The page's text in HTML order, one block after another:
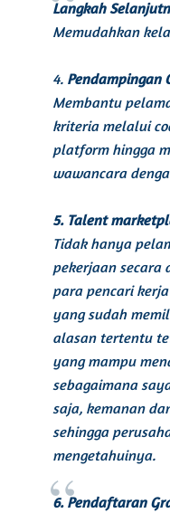
Langkah
Memudahkan
4. Pendampingan
Membantu
kriteria melalui
platformhingga
wawancara
5. Talent
Tidak hanya
pekerjaan secara
para pencari
yang sudah
alasan tertentu
yang mampu
sebagaimana
saja, kemanan
sehingga
mengetahuinya.
6. Pendaftaran